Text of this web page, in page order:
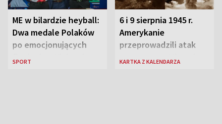
ME w bilardzie heyball:
Dwa medale Polaków
po emocjonujących
finałach w Kielcach
SPORT
6 i 9 sierpnia 1945 r.
Amerykanie
przeprowadzili atak
atomowy na Hiroszimę
KARTKA Z KALENDARZA